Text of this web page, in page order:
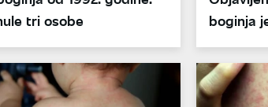
tri osobe
boginja